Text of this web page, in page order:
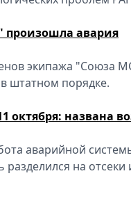
произошла авария
экипажа "Союза
штатном порядке.
октября: названа
аварийной
разделился на